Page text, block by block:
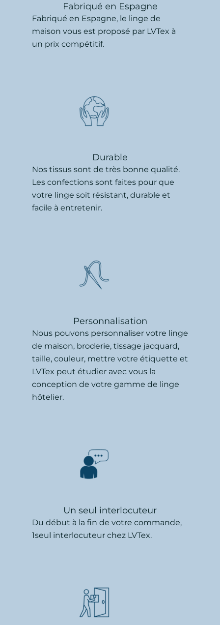
Fabriqué en Espagne
Fabriqué en Espagne, le linge de
maison vous est proposé par LVTex à
un prix compétitif.
Durable
Nos tissus sont de très bonne qualité.
Les confections sont faites pour que
votre linge soit résistant, durable et
facile à entretenir.
Personnalisation
Nous pouvons personnaliser votre linge
de maison, broderie, tissage jacquard,
taille, couleur, mettre votre étiquette et
LVTex peut étudier avec vous la
conception de votre gamme de linge
hôtelier.
Un seul interlocuteur
Du début à la fin de votre commande,
1seul interlocuteur chez LVTex.